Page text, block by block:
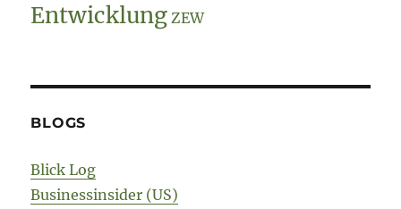
Entwicklung ZEW
BLOGS
Blick Log
Businessinsider (US)